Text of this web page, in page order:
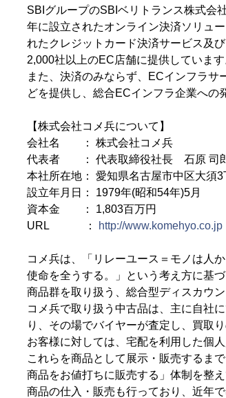
SBIグループのSBIベリトランス株式会
年に設立されたオンライン決済ソリュ
れたクレジットカード決済サービス及
2,000社以上のEC店舗に提供しています
また、決済のみならず、ECインフラ
どを提供し、総合ECインフラ企業への
【株式会社コメ兵について】
会社名 ： 株式会社コメ兵
代表者 ： 代表取締役社長 石原 司
本社所在地： 愛知県名古屋市中区大須
設立年月日： 1979年(昭和54年)5月
資本金 ： 1,803百万円
URL ：
http://www.komehyo.co.jp
コメ兵は、「リレーユース＝モノは人
使命を全うする。」という考え方に基
商品群を取り扱う、総合型ディスカウ
コメ兵で取り扱う中古品は、主に自社
り、その場でバイヤーが査定し、買取
お客様に対しては、宅配を利用した個
これらを商品として展示・販売するま
商品をお値打ちに販売する」体制を整
商品の仕入・販売も行っており、近年